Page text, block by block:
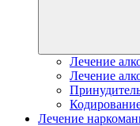
Лечение
Лечение
Лечение